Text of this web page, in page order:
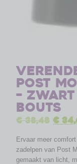
Post
– zwart
Bouts
€38,48 €
Ervaar meer
zadelpen van Post
gemaakt van licht,